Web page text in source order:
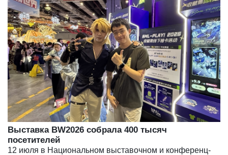
Выставка BW2026 собрала 400 тысяч
посетителей
12 июля в Национальном выставочном и конференц-